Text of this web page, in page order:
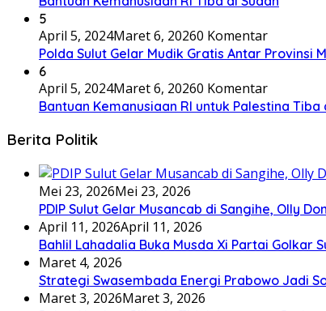
5
April 5, 2024Maret 6, 20260 Komentar
Polda Sulut Gelar Mudik Gratis Antar Provinsi
6
April 5, 2024Maret 6, 20260 Komentar
Bantuan Kemanusiaan RI untuk Palestina Tiba
Berita Politik
Mei 23, 2026Mei 23, 2026
PDIP Sulut Gelar Musancab di Sangihe, Olly
April 11, 2026April 11, 2026
Bahlil Lahadalia Buka Musda Xi Partai Golkar
Maret 4, 2026
Strategi Swasembada Energi Prabowo Jadi
Maret 3, 2026Maret 3, 2026